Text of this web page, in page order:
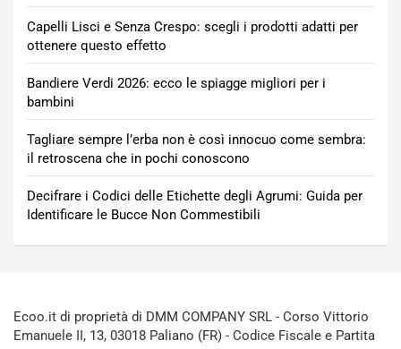
Capelli Lisci e Senza Crespo: scegli i prodotti adatti per
ottenere questo effetto
Bandiere Verdi 2026: ecco le spiagge migliori per i
bambini
Tagliare sempre l’erba non è così innocuo come sembra:
il retroscena che in pochi conoscono
Decifrare i Codici delle Etichette degli Agrumi: Guida per
Identificare le Bucce Non Commestibili
Ecoo.it di proprietà di DMM COMPANY SRL - Corso Vittorio
Emanuele II, 13, 03018 Paliano (FR) - Codice Fiscale e Partita